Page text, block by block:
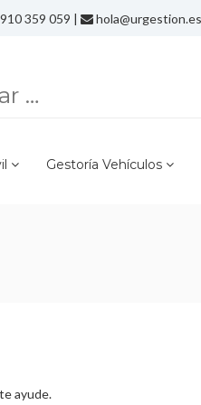
359 059 | hola@urgestion.es
Gestoría Vehículos
ayude.